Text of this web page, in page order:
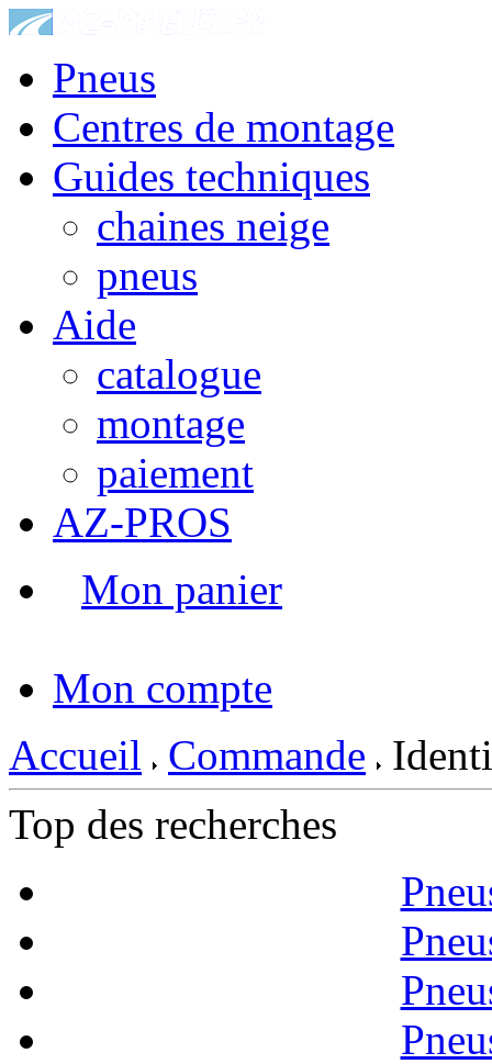
Pneus
Centres de montage
Guides techniques
chaines neige
pneus
Aide
catalogue
montage
paiement
AZ-PROS
Mon panier
Mon compte
Accueil
Commande
Top des recherches